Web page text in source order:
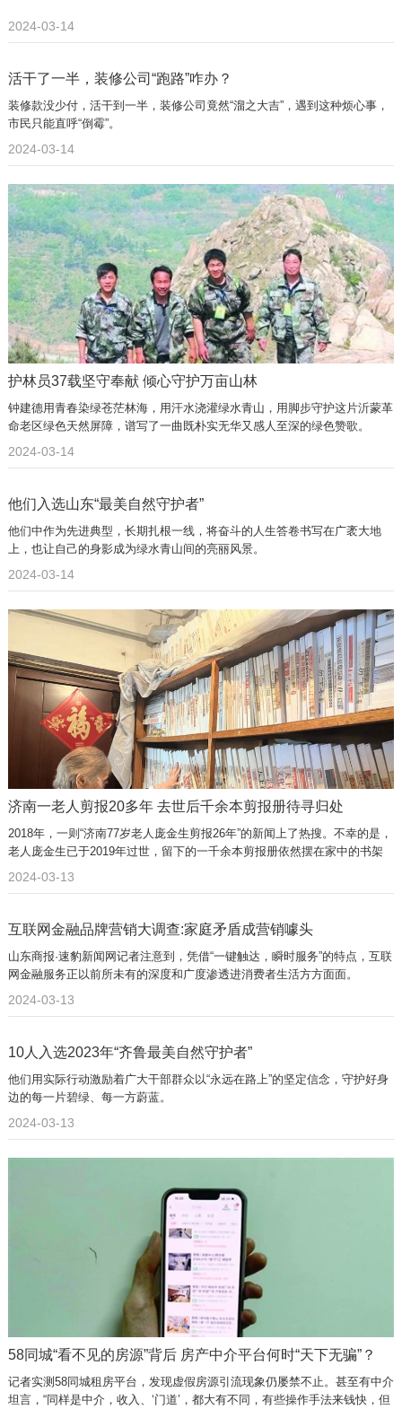
2024-03-14
活干了一半，装修公司“跑路”咋办？
装修款没少付，活干到一半，装修公司竟然“溜之大吉”，遇到这种烦心事，
市民只能直呼“倒霉”。
2024-03-14
护林员37载坚守奉献 倾心守护万亩山林
钟建德用青春染绿苍茫林海，用汗水浇灌绿水青山，用脚步守护这片沂蒙革
命老区绿色天然屏障，谱写了一曲既朴实无华又感人至深的绿色赞歌。
2024-03-14
他们入选山东“最美自然守护者”
他们中作为先进典型，长期扎根一线，将奋斗的人生答卷书写在广袤大地
上，也让自己的身影成为绿水青山间的亮丽风景。
2024-03-14
济南一老人剪报20多年 去世后千余本剪报册待寻归处
2018年，一则“济南77岁老人庞金生剪报26年”的新闻上了热搜。不幸的是，
老人庞金生已于2019年过世，留下的一千余本剪报册依然摆在家中的书架
上。
2024-03-13
互联网金融品牌营销大调查:家庭矛盾成营销噱头
山东商报·速豹新闻网记者注意到，凭借“一键触达，瞬时服务”的特点，互联
网金融服务正以前所未有的深度和广度渗透进消费者生活方方面面。
2024-03-13
10人入选2023年“齐鲁最美自然守护者”
他们用实际行动激励着广大干部群众以“永远在路上”的坚定信念，守护好身
边的每一片碧绿、每一方蔚蓝。
2024-03-13
58同城“看不见的房源”背后 房产中介平台何时“天下无骗”？
记者实测58同城租房平台，发现虚假房源引流现象仍屡禁不止。甚至有中介
坦言，“同样是中介，收入、‘门道’，都大有不同，有些操作手法来钱快，但